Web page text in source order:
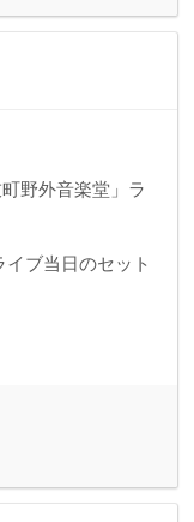
野外音楽堂」ラ
ブ当日のセット